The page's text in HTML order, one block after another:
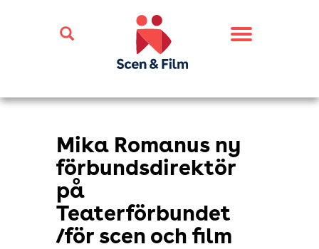
Toggle
Mika Romanus ny
förbundsdirektör
på
Teaterförbundet
/för scen och film